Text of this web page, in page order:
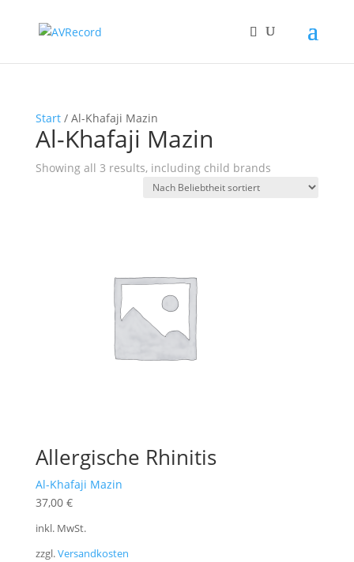
Start/ Al-Khafaji Mazin
Al-Khafaji Mazin
Showing all 3 results, including child brands
Allergische Rhinitis
Al-Khafaji Mazin
37,00 €
inkl. MwSt.
zzgl.Versandkosten